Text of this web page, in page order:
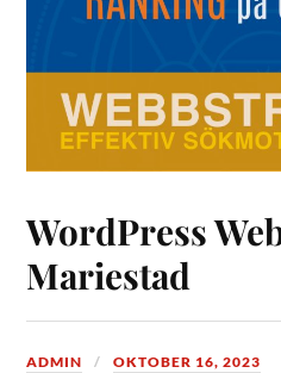
WordPress
Mariestad
ADMIN OKTOBER 16, 2023